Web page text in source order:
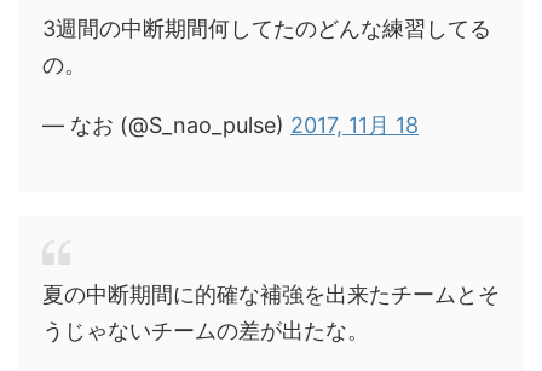
3週間の中断期間何してたのどんな練習してる
の。
— なお (@S_nao_pulse) 2017, 11月 18
夏の中断期間に的確な補強を出来たチームとそ
うじゃないチームの差が出たな。